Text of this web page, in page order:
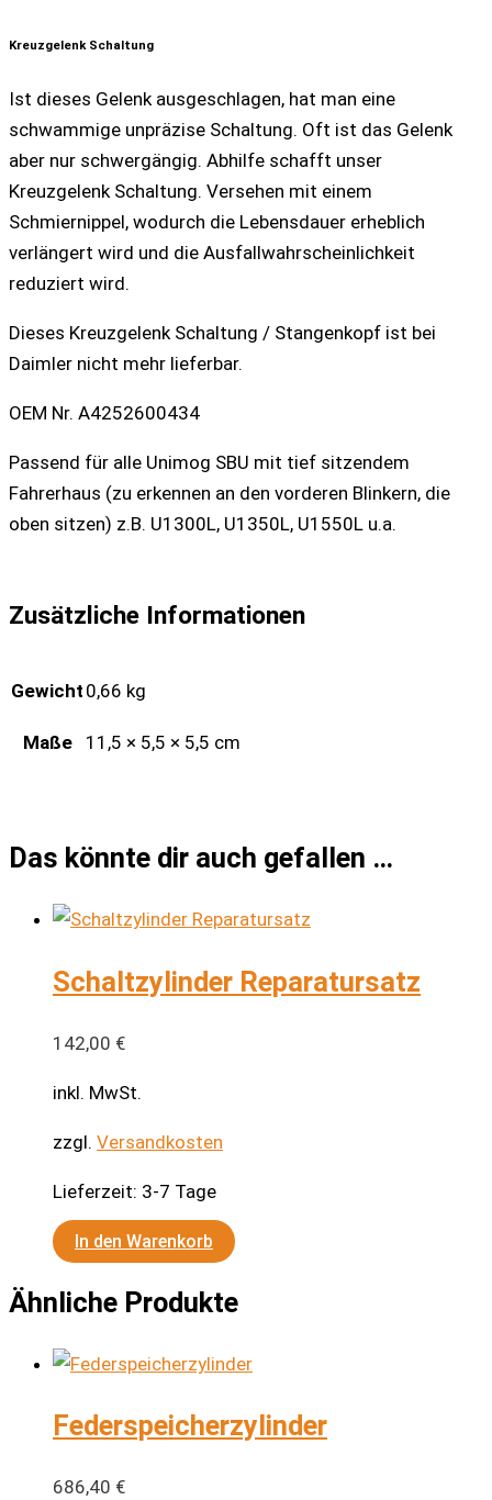
Kreuzgelenk Schaltung
Ist dieses Gelenk ausgeschlagen, hat man eine
schwammige unpräzise Schaltung. Oft ist das Gelenk
aber nur schwergängig. Abhilfe schafft unser
Kreuzgelenk Schaltung. Versehen mit einem
Schmiernippel, wodurch die Lebensdauer erheblich
verlängert wird und die Ausfallwahrscheinlichkeit
reduziert wird.
Dieses Kreuzgelenk Schaltung / Stangenkopf ist bei
Daimler nicht mehr lieferbar.
OEM Nr. A4252600434
Passend für alle Unimog SBU mit tief sitzendem
Fahrerhaus (zu erkennen an den vorderen Blinkern, die
oben sitzen) z.B. U1300L, U1350L, U1550L u.a.
Zusätzliche Informationen
Gewicht 0,66 kg
Maße 11,5 × 5,5 × 5,5 cm
Das könnte dir auch gefallen …
Schaltzylinder Reparatursatz
142,00 €
inkl. MwSt.
zzgl. Versandkosten
Lieferzeit: 3-7 Tage
In den Warenkorb
Ähnliche Produkte
Federspeicherzylinder
686,40 €